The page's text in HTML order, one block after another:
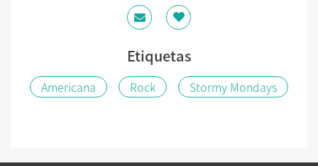
Etiquetas
Americana Rock Stormy Mondays